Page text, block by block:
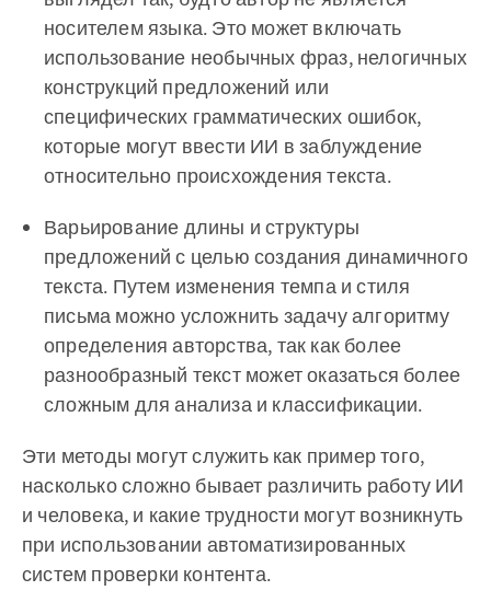
носителем языка. Это может включать
использование необычных фраз, нелогичных
конструкций предложений или
специфических грамматических ошибок,
которые могут ввести ИИ в заблуждение
относительно происхождения текста.
Варьирование длины и структуры
предложений с целью создания динамичного
текста. Путем изменения темпа и стиля
письма можно усложнить задачу алгоритму
определения авторства, так как более
разнообразный текст может оказаться более
сложным для анализа и классификации.
Эти методы могут служить как пример того,
насколько сложно бывает различить работу ИИ
и человека, и какие трудности могут возникнуть
при использовании автоматизированных
систем проверки контента.